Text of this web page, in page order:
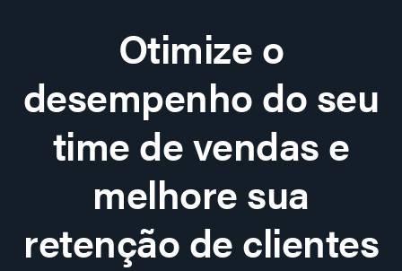
Otimize o
desempenho do seu
time de vendas e
melhore sua
retenção de clientes